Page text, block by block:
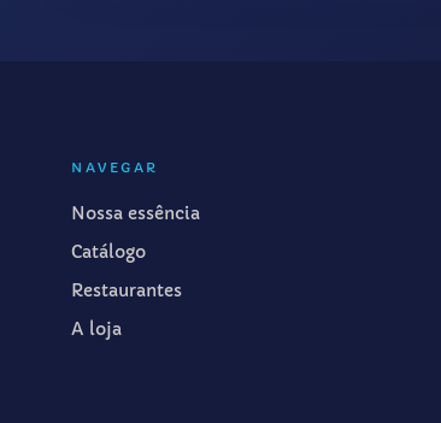
NAVEGAR
Nossa essência
Catálogo
Restaurantes
A loja